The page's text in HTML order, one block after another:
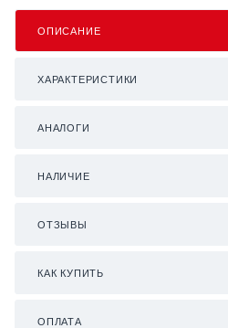
ОПИСАНИЕ
ХАРАКТЕРИСТИКИ
АНАЛОГИ
НАЛИЧИЕ
ОТЗЫВЫ
КАК КУПИТЬ
ОПЛАТА